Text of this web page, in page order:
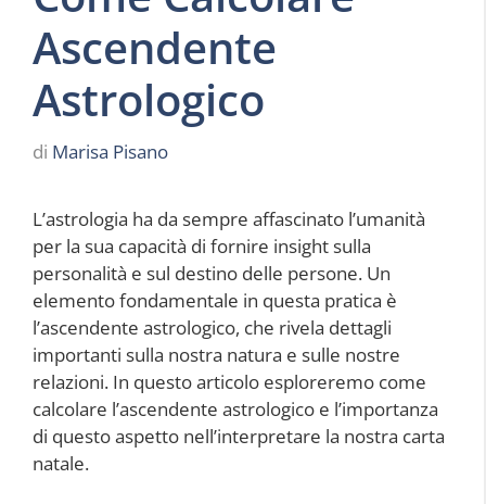
Ascendente
Astrologico
di Marisa Pisano
L’astrologia ha da sempre affascinato l’umanità
per la sua capacità di fornire insight sulla
personalità e sul destino delle persone. Un
elemento fondamentale in questa pratica è
l’ascendente astrologico, che rivela dettagli
importanti sulla nostra natura e sulle nostre
relazioni. In questo articolo esploreremo come
calcolare l’ascendente astrologico e l’importanza
di questo aspetto nell’interpretare la nostra carta
natale.